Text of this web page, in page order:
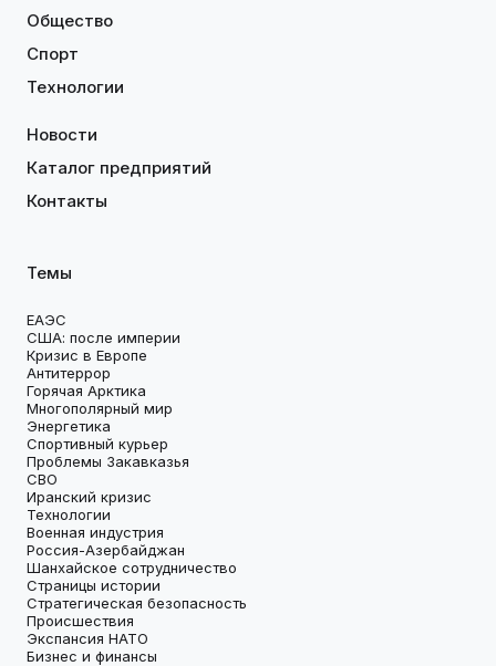
Общество
Спорт
Технологии
Новости
Каталог предприятий
Контакты
Темы
ЕАЭС
США: после империи
Кризис в Европе
Антитеррор
Горячая Арктика
Многополярный мир
Энергетика
Спортивный курьер
Проблемы Закавказья
СВО
Иранский кризис
Технологии
Военная индустрия
Россия-Азербайджан
Шанхайское сотрудничество
Страницы истории
Стратегическая безопасность
Происшествия
Экспансия НАТО
Бизнес и финансы